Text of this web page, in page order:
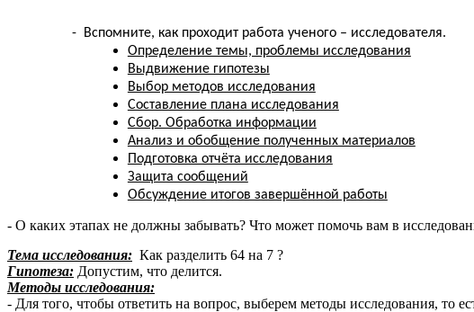
- Вспомните, как проходит работа ученого – исследователя.
Определение темы, проблемы исследования
Выдвижение гипотезы
Выбор методов исследования
Составление плана исследования
Сбор. Обработка информации
Анализ и обобщение полученных материалов
Подготовка отчёта исследования
Защита сообщений
Обсуждение итогов завершённой работы
- О каких этапах не должны забывать? Что может помочь вам в
Тема исследования: Как разделить 64 на 7 ?
Гипотеза: Допустим, что делится.
Методы исследования:
- Для того, чтобы ответить на вопрос, выберем методы исследования,